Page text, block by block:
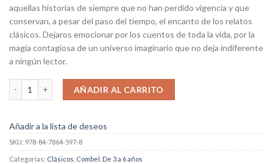
aquellas historias de siempre que no han perdido vigencia y que
conservan, a pesar del paso del tiempo, el encanto de los relatos
clásicos. Dejaros emocionar por los cuentos de toda la vida, por la
magia contagiosa de un universo imaginario que no deja indiferente
a ningún lector.
El gigante egoista cantidad
AÑADIR AL CARRITO
Añadir a la lista de deseos
SKU: 978-84-7864-597-8
Categorías: Clásicos Combel De 3 a 6 años